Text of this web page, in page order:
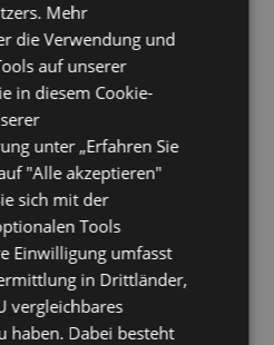
Klinikum Memmingen
Kloster Hegne
Zusatzversorgungskasse
Mecklenburg-Vorpommern
[2003]
Kontron Modular Computers
GmbH [2003]
Köster AG[2003]
Kraft
Steuerberatungsgesellschaft
[2003]
Kraftwerke Mainz-Wiesbaden AG
[2003]
Krankenhaus Reinbek St Adolf-
Mehr
die Verwendung und
auf unserer
in diesem Cookie-
unter „Erfahren Sie
"Alle akzeptieren"
sich mit der
Tools
Einwilligung umfasst
in Drittländer,
vergleichbares
haben. Dabei besteht